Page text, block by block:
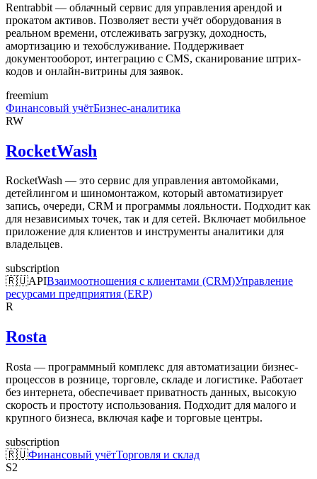
Rentrabbit — облачный сервис для управления арендой и
прокатом активов. Позволяет вести учёт оборудования в
реальном времени, отслеживать загрузку, доходность,
амортизацию и техобслуживание. Поддерживает
документооборот, интеграцию с CMS, сканирование штрих-
кодов и онлайн-витрины для заявок.
freemium
Финансовый учётБизнес-аналитика
RW
RocketWash
RocketWash — это сервис для управления автомойками,
детейлингом и шиномонтажом, который автоматизирует
запись, очереди, CRM и программы лояльности. Подходит как
для независимых точек, так и для сетей. Включает мобильное
приложение для клиентов и инструменты аналитики для
владельцев.
subscription
🇷🇺APIВзаимоотношения с клиентами (CRM)Управление
ресурсами предприятия (ERP)
R
Rosta
Rosta — программный комплекс для автоматизации бизнес-
процессов в рознице, торговле, складе и логистике. Работает
без интернета, обеспечивает приватность данных, высокую
скорость и простоту использования. Подходит для малого и
крупного бизнеса, включая кафе и торговые центры.
subscription
🇷🇺Финансовый учётТорговля и склад
S2